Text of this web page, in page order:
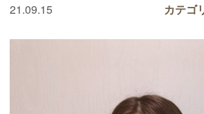
21.09.15 カテゴ